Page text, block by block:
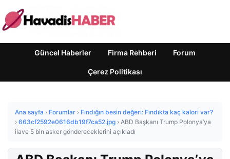
Güncel Haberler Firma Rehberi Forum
Çerez Politikası
Ana sayfa › Forumlar › Fındığın besin değeri: Fındıkta kaç kalori var?
› 663cf2592e0616db19f7ca52.jpg › ABD Başkanı Trump Polonya’ya
ilave 5 bin asker göndereceklerini açıkladı